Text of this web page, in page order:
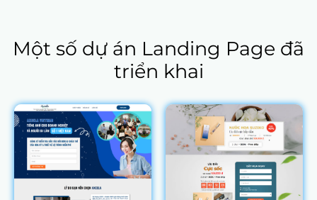
Một số dự án Landing Page đã
triển khai